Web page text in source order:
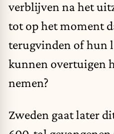
verblijven na het
tot op het moment
terugvinden of hun
kunnen overtuigen
nemen?
Zweden gaatlater